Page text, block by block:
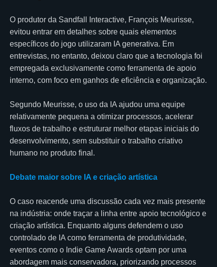
O produtor da Sandfall Interactive, François Meurisse,
evitou entrar em detalhes sobre quais elementos
específicos do jogo utilizaram IA generativa. Em
entrevistas, no entanto, deixou claro que a tecnologia foi
empregada exclusivamente como ferramenta de apoio
interno, com foco em ganhos de eficiência e organização.
Segundo Meurisse, o uso da IA ajudou uma equipe
relativamente pequena a otimizar processos, acelerar
fluxos de trabalho e estruturar melhor etapas iniciais do
desenvolvimento, sem substituir o trabalho criativo
humano no produto final.
Debate maior sobre IA e criação artística
O caso reacende uma discussão cada vez mais presente
na indústria: onde traçar a linha entre apoio tecnológico e
criação artística. Enquanto alguns defendem o uso
controlado de IA como ferramenta de produtividade,
eventos como o Indie Game Awards optam por uma
abordagem mais conservadora, priorizando processos